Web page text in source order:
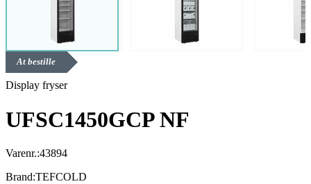
At bestille
Display fryser
UFSC1450GCP NF
Varenr.:43894
Brand:TEFCOLD